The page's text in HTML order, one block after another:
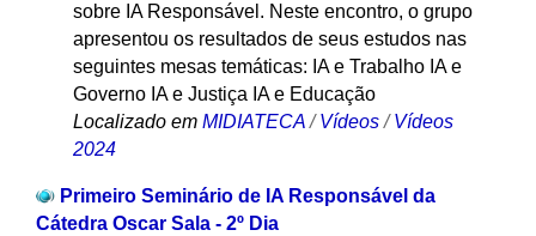
sobre IA Responsável. Neste encontro, o grupo
apresentou os resultados de seus estudos nas
seguintes mesas temáticas: IA e Trabalho IA e
Governo IA e Justiça IA e Educação
Localizado em MIDIATECA / Vídeos / Vídeos
2024
Primeiro Seminário de IA Responsável da
Cátedra Oscar Sala - 2º Dia